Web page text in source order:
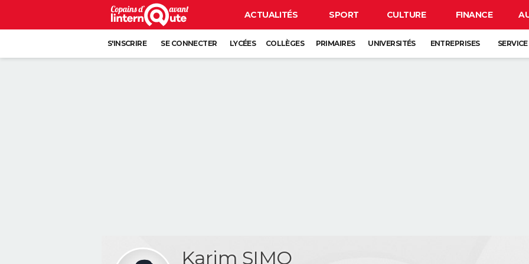
ACTUALITÉS SPORT CULTURE FINANCE
S'INSCRIRE SE CONNECTER LYCÉES COLLÈGES PRIMAIRES UNIVERSITÉS ENTREPRISES
Karim SIMO